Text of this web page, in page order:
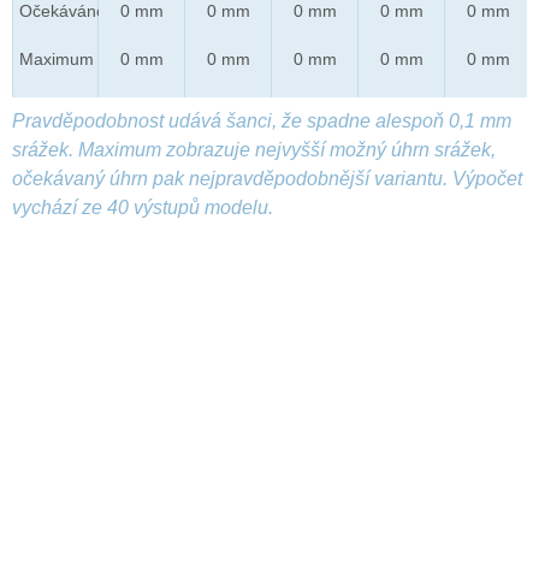
Očekáváno
Maximum
0 mm
0 mm
0 mm
0 mm
0 mm
0 mm
0 mm
0 mm
0 mm
0 mm
Pravděpodobnost udává šanci, že spadne alespoň 0,1 mm
srážek. Maximum zobrazuje nejvyšší možný úhrn srážek,
očekávaný úhrn pak nejpravděpodobnější variantu. Výpočet
vychází ze 40 výstupů modelu.